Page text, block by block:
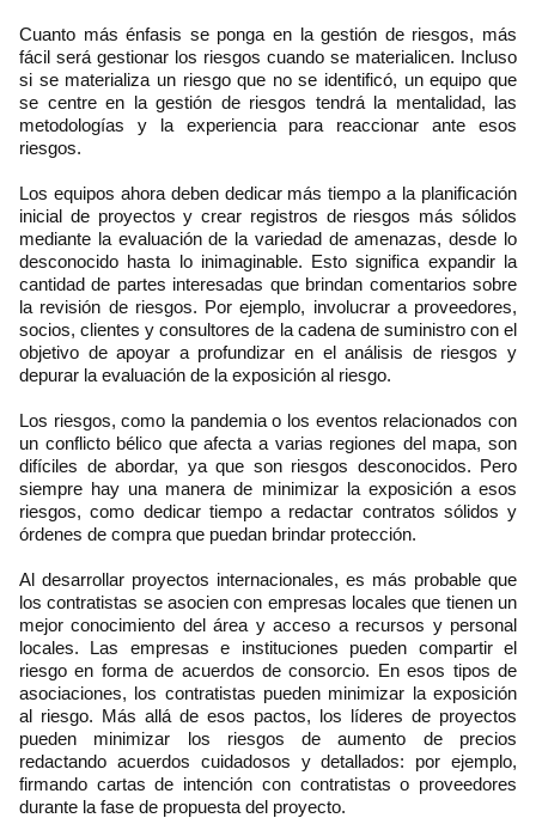
Cuanto más énfasis se ponga en la gestión de riesgos, más
fácil será gestionar los riesgos cuando se materialicen. Incluso
si se materializa un riesgo que no se identificó, un equipo que
se centre en la gestión de riesgos tendrá la mentalidad, las
metodologías y la experiencia para reaccionar ante esos
riesgos.
Los equipos ahora deben dedicar más tiempo a la planificación
inicial de proyectos y crear registros de riesgos más sólidos
mediante la evaluación de la variedad de amenazas, desde lo
desconocido hasta lo inimaginable. Esto significa expandir la
cantidad de partes interesadas que brindan comentarios sobre
la revisión de riesgos. Por ejemplo, involucrar a proveedores,
socios, clientes y consultores de la cadena de suministro con el
objetivo de apoyar a profundizar en el análisis de riesgos y
depurar la evaluación de la exposición al riesgo.
Los riesgos, como la pandemia o los eventos relacionados con
un conflicto bélico que afecta a varias regiones del mapa, son
difíciles de abordar, ya que son riesgos desconocidos. Pero
siempre hay una manera de minimizar la exposición a esos
riesgos, como dedicar tiempo a redactar contratos sólidos y
órdenes de compra que puedan brindar protección.
Al desarrollar proyectos internacionales, es más probable que
los contratistas se asocien con empresas locales que tienen un
mejor conocimiento del área y acceso a recursos y personal
locales. Las empresas e instituciones pueden compartir el
riesgo en forma de acuerdos de consorcio. En esos tipos de
asociaciones, los contratistas pueden minimizar la exposición
al riesgo. Más allá de esos pactos, los líderes de proyectos
pueden minimizar los riesgos de aumento de precios
redactando acuerdos cuidadosos y detallados: por ejemplo,
firmando cartas de intención con contratistas o proveedores
durante la fase de propuesta del proyecto.